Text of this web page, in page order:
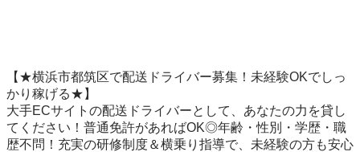
【★横浜市都筑区で配送ドライバー募集！未経験OKでしっ
かり稼げる★】
大手ECサイトの配送ドライバーとして、あなたの力を貸し
てください！普通免許があればOK◎年齢・性別・学歴・職
歴不問！充実の研修制度＆横乗り指導で、未経験の方も安心